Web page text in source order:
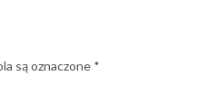
są oznaczone *